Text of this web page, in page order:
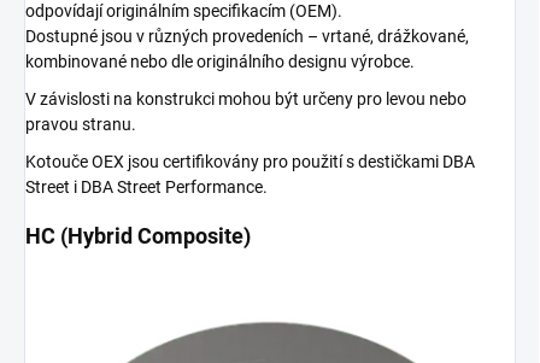
odpovídají originálním specifikacím (OEM).
Dostupné jsou v různých provedeních – vrtané, drážkované,
kombinované nebo dle originálního designu výrobce.
V závislosti na konstrukci mohou být určeny pro levou nebo
pravou stranu.
Kotouče OEX jsou certifikovány pro použití s destičkami DBA
Street i DBA Street Performance.
HC (Hybrid Composite)